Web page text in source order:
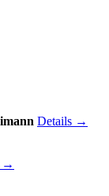
Details →
→